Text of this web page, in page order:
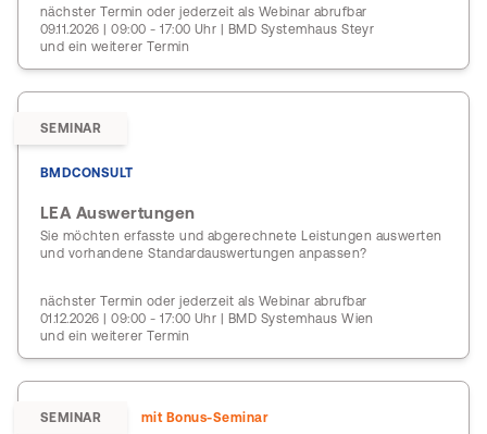
nächster Termin oder jederzeit als Webinar abrufbar
09.11.2026 | 09:00 - 17:00 Uhr | BMD Systemhaus Steyr
und ein weiterer Termin
SEMINAR
BMDCONSULT
LEA Auswertungen
Sie möchten erfasste und abgerechnete Leistungen auswerten
und vorhandene Standardauswertungen anpassen?
nächster Termin oder jederzeit als Webinar abrufbar
01.12.2026 | 09:00 - 17:00 Uhr | BMD Systemhaus Wien
und ein weiterer Termin
SEMINAR mit Bonus-Seminar